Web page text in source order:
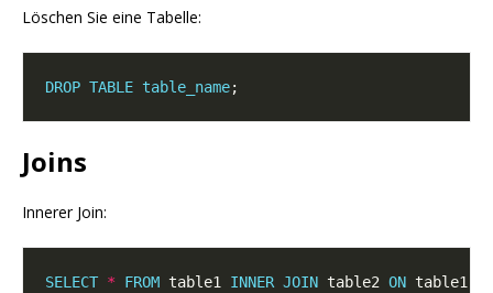
Löschen Sie eine Tabelle:
DROP TABLE table_name
Joins
Innerer Join:
SELECT * FROM table1 INNER JOIN table2 ON table1.